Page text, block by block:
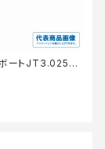
ートJT3.025
20】